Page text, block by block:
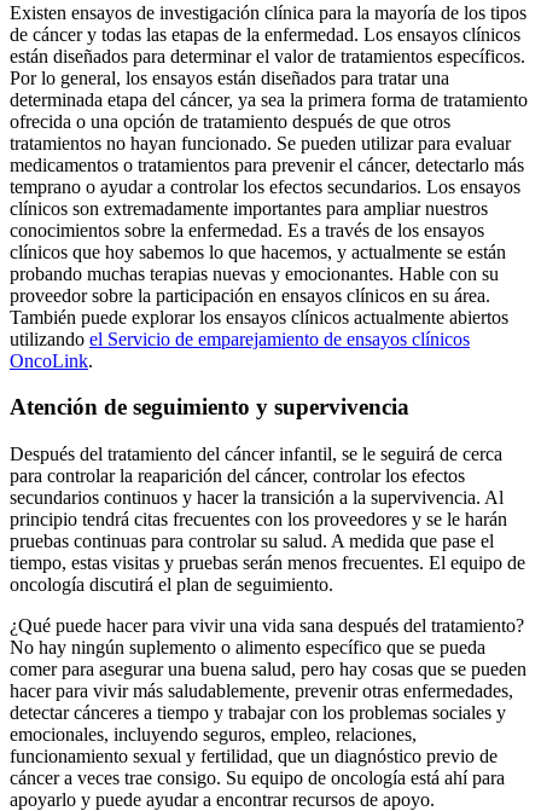
Existen ensayos de investigación clínica para la mayoría de los tipos
de cáncer y todas las etapas de la enfermedad. Los ensayos clínicos
están diseñados para determinar el valor de tratamientos específicos.
Por lo general, los ensayos están diseñados para tratar una
determinada etapa del cáncer, ya sea la primera forma de tratamiento
ofrecida o una opción de tratamiento después de que otros
tratamientos no hayan funcionado. Se pueden utilizar para evaluar
medicamentos o tratamientos para prevenir el cáncer, detectarlo más
temprano o ayudar a controlar los efectos secundarios. Los ensayos
clínicos son extremadamente importantes para ampliar nuestros
conocimientos sobre la enfermedad. Es a través de los ensayos
clínicos que hoy sabemos lo que hacemos, y actualmente se están
probando muchas terapias nuevas y emocionantes. Hable con su
proveedor sobre la participación en ensayos clínicos en su área.
También puede explorar los ensayos clínicos actualmente abiertos
utilizando el Servicio de emparejamiento de ensayos clínicos
OncoLink.
Atención de seguimiento y supervivencia
Después del tratamiento del cáncer infantil, se le seguirá de cerca
para controlar la reaparición del cáncer, controlar los efectos
secundarios continuos y hacer la transición a la supervivencia. Al
principio tendrá citas frecuentes con los proveedores y se le harán
pruebas continuas para controlar su salud. A medida que pase el
tiempo, estas visitas y pruebas serán menos frecuentes. El equipo de
oncología discutirá el plan de seguimiento.
¿Qué puede hacer para vivir una vida sana después del tratamiento?
No hay ningún suplemento o alimento específico que se pueda
comer para asegurar una buena salud, pero hay cosas que se pueden
hacer para vivir más saludablemente, prevenir otras enfermedades,
detectar cánceres a tiempo y trabajar con los problemas sociales y
emocionales, incluyendo seguros, empleo, relaciones,
funcionamiento sexual y fertilidad, que un diagnóstico previo de
cáncer a veces trae consigo. Su equipo de oncología está ahí para
apoyarlo y puede ayudar a encontrar recursos de apoyo.